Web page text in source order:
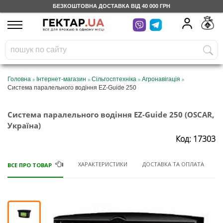
БЕЗКОШТОВНА ДОСТАВКА ВІД 40 000 ГРН
UA
На вашому
бонусному рахунку
грн
Безкоштовно по Україні
Категорії
Відгуки
Головна » Інтернет-магазин » Сільгосптехніка » Агронавігація »
Система паралельного водіння EZ-Guide 250
Система паралельного водіння EZ-Guide 250 (OSCAR,
Україна)
Код: 17303
ВСЕ ПРО ТОВАР ХАРАКТЕРИСТИКИ ДОСТАВКА ТА ОПЛАТА